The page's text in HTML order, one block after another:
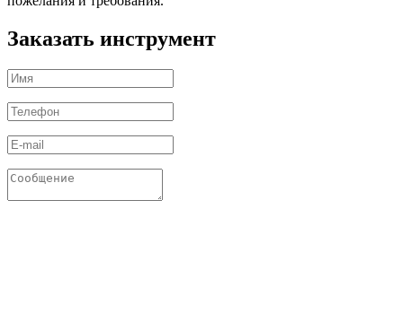
Заказать инструмент